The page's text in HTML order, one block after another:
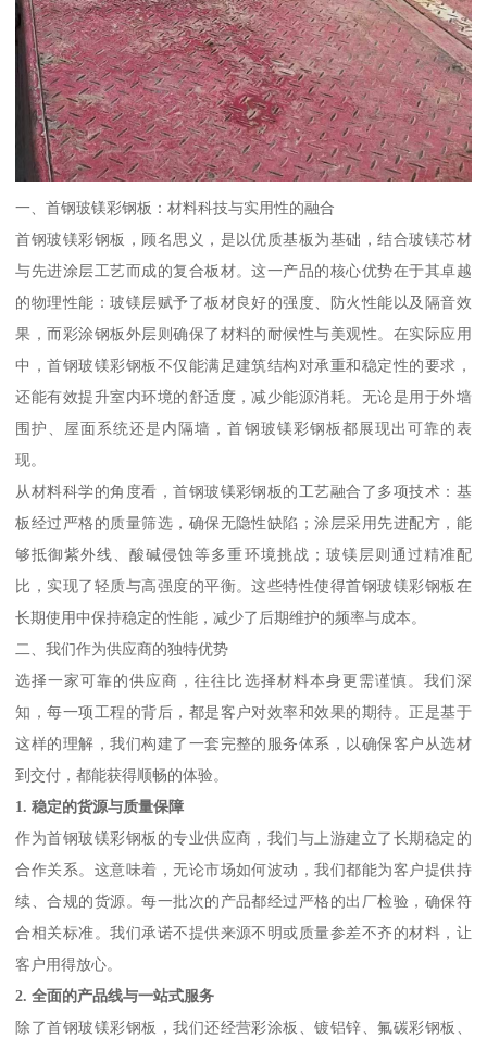
一、首钢玻镁彩钢板：材料科技与实用性的融合
首钢玻镁彩钢板，顾名思义，是以优质基板为基础，结合玻镁芯材
与先进涂层工艺而成的复合板材。这一产品的核心优势在于其卓越
的物理性能：玻镁层赋予了板材良好的强度、防火性能以及隔音效
果，而彩涂钢板外层则确保了材料的耐候性与美观性。在实际应用
中，首钢玻镁彩钢板不仅能满足建筑结构对承重和稳定性的要求，
还能有效提升室内环境的舒适度，减少能源消耗。无论是用于外墙
围护、屋面系统还是内隔墙，首钢玻镁彩钢板都展现出可靠的表
现。
从材料科学的角度看，首钢玻镁彩钢板的工艺融合了多项技术：基
板经过严格的质量筛选，确保无隐性缺陷；涂层采用先进配方，能
够抵御紫外线、酸碱侵蚀等多重环境挑战；玻镁层则通过精准配
比，实现了轻质与高强度的平衡。这些特性使得首钢玻镁彩钢板在
长期使用中保持稳定的性能，减少了后期维护的频率与成本。
二、我们作为供应商的独特优势
选择一家可靠的供应商，往往比选择材料本身更需谨慎。我们深
知，每一项工程的背后，都是客户对效率和效果的期待。正是基于
这样的理解，我们构建了一套完整的服务体系，以确保客户从选材
到交付，都能获得顺畅的体验。
1. 稳定的货源与质量保障
作为首钢玻镁彩钢板的专业供应商，我们与上游建立了长期稳定的
合作关系。这意味着，无论市场如何波动，我们都能为客户提供持
续、合规的货源。每一批次的产品都经过严格的出厂检验，确保符
合相关标准。我们承诺不提供来源不明或质量参差不齐的材料，让
客户用得放心。
2. 全面的产品线与一站式服务
除了首钢玻镁彩钢板，我们还经营彩涂板、镀铝锌、氟碳彩钢板、